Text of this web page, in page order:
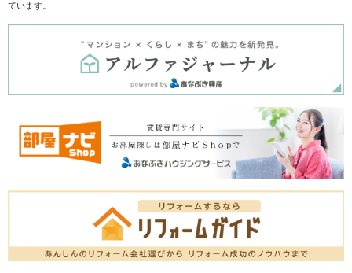
ています。